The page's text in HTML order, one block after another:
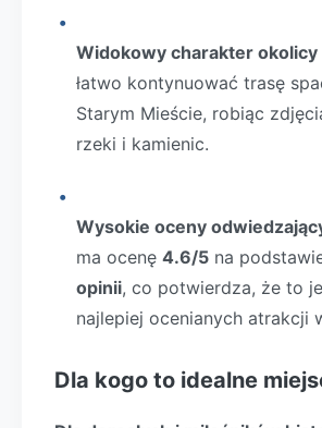
Widokowy charakter okolicy
łatwo kontynuować trasę
Starym Mieście, robiąc
rzeki i kamienic.
Wysokie oceny
ma ocenę 4.6/5 na
opinii, co potwierdza, że to
najlepiej ocenianych atrakcji
Dla kogo to idealne